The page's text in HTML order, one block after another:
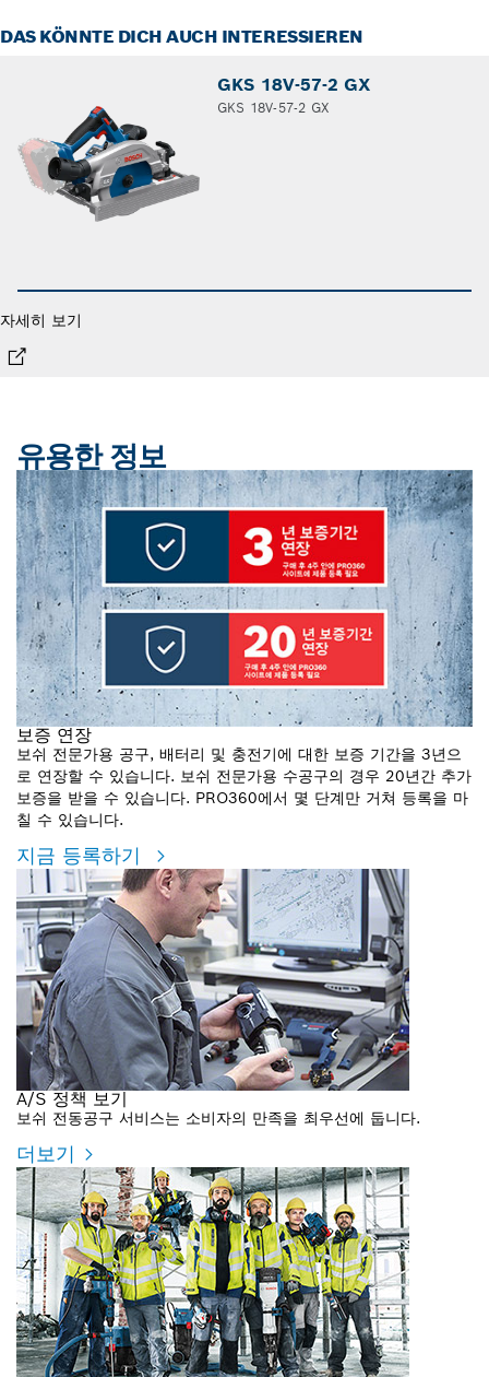
DAS KÖNNTE DICH AUCH INTERESSIEREN
GKS 18V-57-2 GX
GKS 18V-57-2 GX
자세히 보기
유용한 정보
보증 연장
보쉬 전문가용 공구, 배터리 및 충전기에 대한 보증 기간을 3년으
로 연장할 수 있습니다. 보쉬 전문가용 수공구의 경우 20년간 추가
보증을 받을 수 있습니다. PRO360에서 몇 단계만 거쳐 등록을 마
칠 수 있습니다.
지금 등록하기
A/S 정책 보기
보쉬 전동공구 서비스는 소비자의 만족을 최우선에 둡니다.
더보기